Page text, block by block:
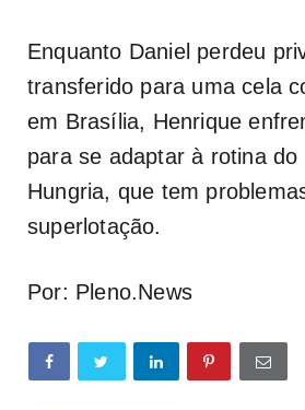
Enquanto Daniel perdeu
transferido para uma cela
em Brasília, Henrique
para se adaptar à rotina do
Hungria, que tem
superlotação.
Por: Pleno.News